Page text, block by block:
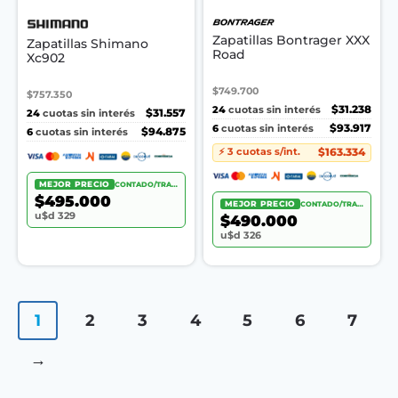
Zapatillas Shimano
Xc902
$757.350
24 cuotas sin interés
$31.557
6 cuotas sin interés $94.875
MEJOR PRECIO CONTADO/TRANSF.
$495.000
u$d 329
Zapatillas Bontrager XXX
Road
$749.700
24 cuotas sin interés
$31.238
6 cuotas sin interés $93.917
⚡ 3 cuotas s/int. $163.334
MEJOR PRECIO CONTADO/TRANSF.
$490.000
u$d 326
1 2 3 4 5 6
7
→